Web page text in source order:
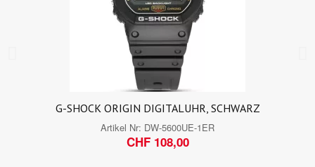
G-SHOCK ORIGIN DIGITALUHR, SCHWARZ
Artikel Nr: DW-5600UE-1ER
CHF 108,00